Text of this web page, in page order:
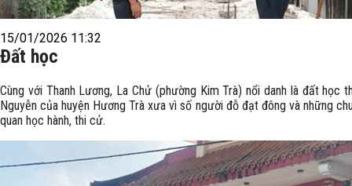
15/01/2026 11:32
Đất học
Cùng với Thanh Lương, La Chử (phường Kim Trà) nổi danh là đất học
Nguyễn của huyện Hương Trà xưa vì số người đỗ đạt đông và những
quan học hành, thi cử.